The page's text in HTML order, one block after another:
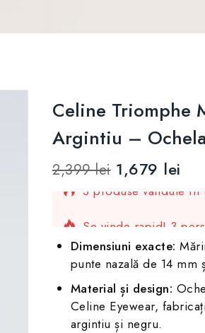
Celine Triomphe
Argintiu –
2,399lei 1,679 lei
3 produse vândute în
Dimensiuni exacte:
punte nazală de 14
Material și design:
Celine Eyewear,
argintiu și negru.